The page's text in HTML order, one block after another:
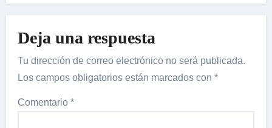
Deja una respuesta
Tu dirección de correo electrónico no será publicada.
Los campos obligatorios están marcados con*
Comentario*